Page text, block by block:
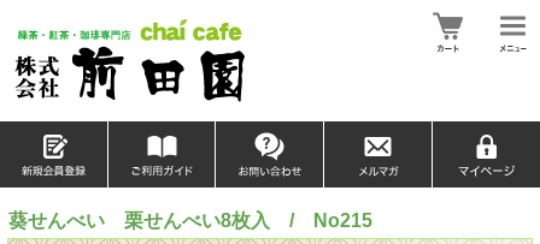
葵せんべい 栗せんべい8枚入 / No215